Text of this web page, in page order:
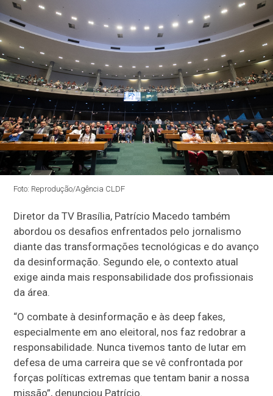
Foto: Reprodução/Agência CLDF
Diretor da TV Brasília, Patrício Macedo também
abordou os desafios enfrentados pelo jornalismo
diante das transformações tecnológicas e do avanço
da desinformação. Segundo ele, o contexto atual
exige ainda mais responsabilidade dos profissionais
da área.
“O combate à desinformação e às deep fakes,
especialmente em ano eleitoral, nos faz redobrar a
responsabilidade. Nunca tivemos tanto de lutar em
defesa de uma carreira que se vê confrontada por
forças políticas extremas que tentam banir a nossa
missão”, denunciou Patrício.